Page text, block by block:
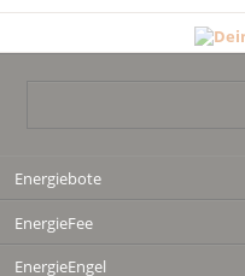
überspringen
Energiebote
EnergieFee
EnergieEngel